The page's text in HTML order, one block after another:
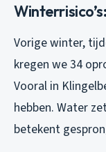
Vorige winter,
kregen we 34
Vooral in
hebben. Water
betekent